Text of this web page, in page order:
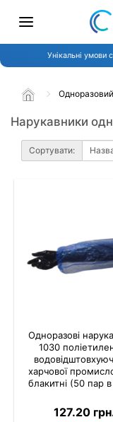
Унікальні умови
Нарукавники
Сортувати:
Одноразові
1030
харчової
блакитні (50 пар в
127.20